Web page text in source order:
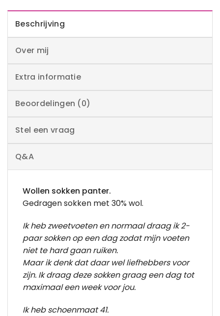
Beschrijving
Over mij
Extra informatie
Beoordelingen (0)
Stel een vraag
Q&A
Wollen sokken panter.
Gedragen sokken met 30% wol.
Ik heb zweetvoeten en normaal draag ik 2-
paar sokken op een dag zodat mijn voeten
niet te hard gaan ruiken.
Maar ik denk dat daar wel liefhebbers voor
zijn. Ik draag deze sokken graag een dag tot
maximaal een week voor jou.
Ik heb schoenmaat 41.